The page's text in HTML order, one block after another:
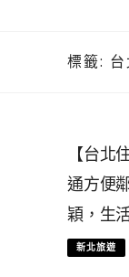
標籤:
【台北
通方便
穎，生
新北旅遊